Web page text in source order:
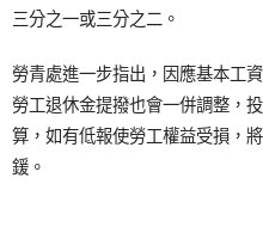
三分之一或三分之二。
勞青處進一步指出，因應基本工
勞工退休金提撥也會一併調整，
算，如有低報使勞工權益受損，
鍰。